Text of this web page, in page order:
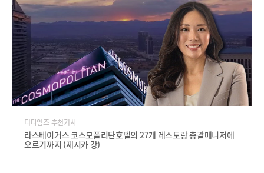
티타임즈 추천기사
라스베이거스 코스모폴리탄호텔의 27개 레스토랑 총괄매니저에
오르기까지 (제시카 강)